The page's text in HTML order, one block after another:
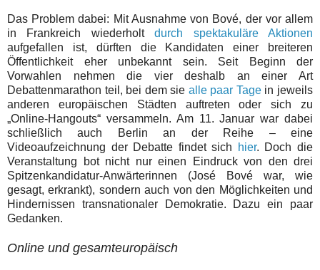
Das Problem dabei: Mit Ausnahme von Bové, der vor allem
in Frankreich wiederholtdurch spektakuläre Aktionen
aufgefallen ist, dürften die Kandidaten einer breiteren
Öffentlichkeit eher unbekannt sein. Seit Beginn der
Vorwahlen nehmen die vier deshalb an einer Art
Debattenmarathon teil, bei dem sie alle paar Tagein jeweils
anderen europäischen Städten auftreten oder sich zu
„Online-Hangouts“ versammeln. Am 11. Januar war dabei
schließlich auch Berlin an der Reihe – eine
Videoaufzeichnung der Debatte findet sich
hier. Doch die
Veranstaltung bot nicht nur einen Eindruck von den drei
Spitzenkandidatur-Anwärterinnen (José Bové war, wie
gesagt, erkrankt), sondern auch von den Möglichkeiten und
Hindernissen transnationaler Demokratie. Dazu ein paar
Gedanken.
Online und gesamteuropäisch